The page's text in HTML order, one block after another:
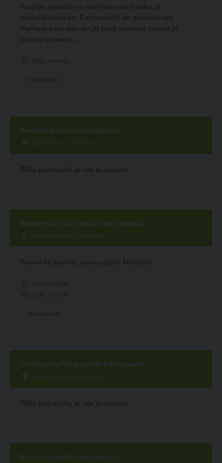
Puiston maasto on vaihtelevaa hiekka ja
ruohoalueineen. Koirapuisto on aurinkoinen
melkein koko päivän ja puut antavat varjoa ja
suojaa sateelta....
Tehtaanpuiston koirapuisto
Sepänkatu 17, Helsinki
Tällä palvelulla ei ole kuvausta.
Sinebrychoffin puiston koirapuisto
Bulevardi 46-40, Helsinki
Pienehkö puisto, jossa paljon kävijöitä.
Sinebrychoffin puiston koirapuisto
Bulevardi 46-40, Helsinki
Tällä palvelulla ei ole kuvausta.
Norssin päädyn koirapuisto